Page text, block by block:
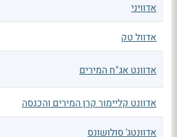
אדוויני
אדוול טק
אדוונט אג"ח המירים
אדוונט קליימור קרן המירים והכנסה
אדוונטג' סולושונס